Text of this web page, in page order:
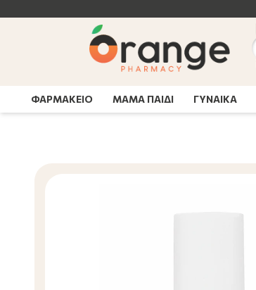
ΦΑΡΜΑΚΕΙΟ ΜΑΜΑ ΠΑΙΔΙ ΓΥΝΑΙΚΑ